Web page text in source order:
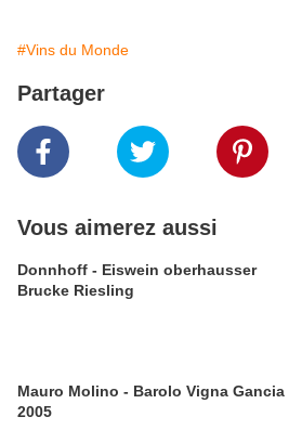
#Vins du Monde
Partager
Vous aimerez aussi
Donnhoff - Eiswein oberhausser
Brucke Riesling
Mauro Molino - Barolo Vigna Gancia
2005